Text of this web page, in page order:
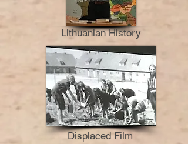
Lithuanian History
Displaced Film